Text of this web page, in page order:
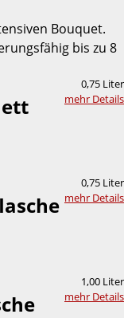
Bouquet.
bis zu 8
0,75 Liter
mehr Details
0,75 Liter
mehr Details
1,00 Liter
mehr Details